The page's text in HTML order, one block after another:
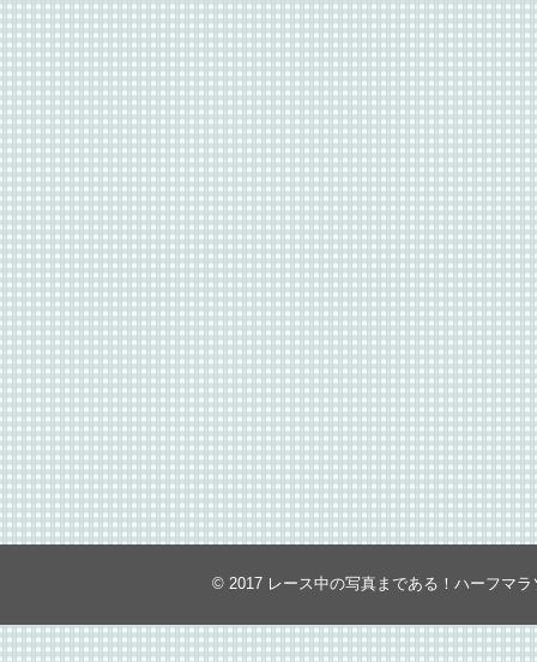
© 2017 レース中の写真まである！ハーフマ